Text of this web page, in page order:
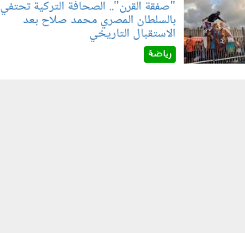
"صفقة القرن".. الصحافة التركية تحتفي
بالسلطان المصري محمد صلاح بعد
الاستقبال التاريخي
رياضة